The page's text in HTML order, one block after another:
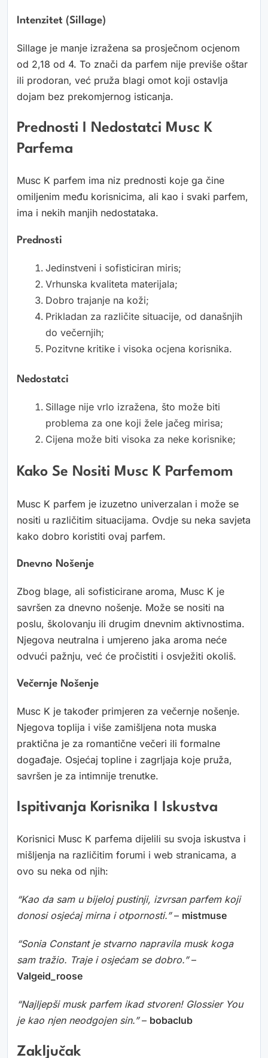
Intenzitet (sillage)
Sillage je manje izražena sa prosječnom ocjenom
od 2,18 od 4. To znači da parfem nije previše oštar
ili prodoran, već pruža blagi omot koji ostavlja
dojam bez prekomjernog isticanja.
Prednosti I Nedostatci Musc K
Parfema
Musc K parfem ima niz prednosti koje ga čine
omiljenim među korisnicima, ali kao i svaki parfem,
ima i nekih manjih nedostataka.
Prednosti
Jedinstveni i sofisticiran miris;
Vrhunska kvaliteta materijala;
Dobro trajanje na koži;
Prikladan za različite situacije, od današnjih
do večernjih;
Pozitvne kritike i visoka ocjena korisnika.
Nedostatci
Sillage nije vrlo izražena, što može biti
problema za one koji žele jačeg mirisa;
Cijena može biti visoka za neke korisnike;
Kako Se Nositi Musc K Parfemom
Musc K parfem je izuzetno univerzalan i može se
nositi u različitim situacijama. Ovdje su neka savjeta
kako dobro koristiti ovaj parfem.
Dnevno Nošenje
Zbog blage, ali sofisticirane aroma, Musc K je
savršen za dnevno nošenje. Može se nositi na
poslu, školovanju ili drugim dnevnim aktivnostima.
Njegova neutralna i umjereno jaka aroma neće
odvući pažnju, već će pročistiti i osvježiti okoliš.
Večernje Nošenje
Musc K je također primjeren za večernje nošenje.
Njegova toplija i više zamišljena nota muska
praktična je za romantične večeri ili formalne
događaje. Osjećaj topline i zagrljaja koje pruža,
savršen je za intimnije trenutke.
Ispitivanja Korisnika I Iskustva
Korisnici Musc K parfema dijelili su svoja iskustva i
mišljenja na različitim forumi i web stranicama, a
ovo su neka od njih:
“Kao da sam u bijeloj pustinji, izvrsan parfem koji
donosi osjećaj mirna i otpornosti.”– mistmuse
“Sonia Constant je stvarno napravila musk koga
sam tražio. Traje i osjećam se dobro.”–
Valgeid_roose
“Najljepši musk parfem ikad stvoren! Glossier You
je kao njen neodgojen sin.”– bobaclub
Zaključak